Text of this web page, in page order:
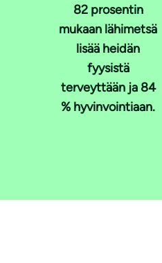
82 prosentin
mukaan lähimetsä
lisää heidän
fyysistä
terveyttään ja 84
% hyvinvointiaan.